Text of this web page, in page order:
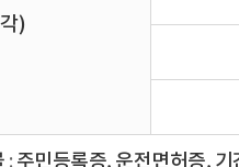
)
: 주민등록증, 운전면허증,